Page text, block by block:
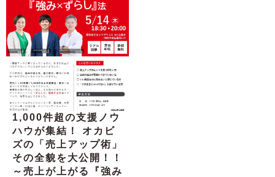
1,000件超の支援ノウ
ハウが集結！ オカビ
ズの「売上アップ術」
その全貌を大公開！！
～売上が上がる『強み